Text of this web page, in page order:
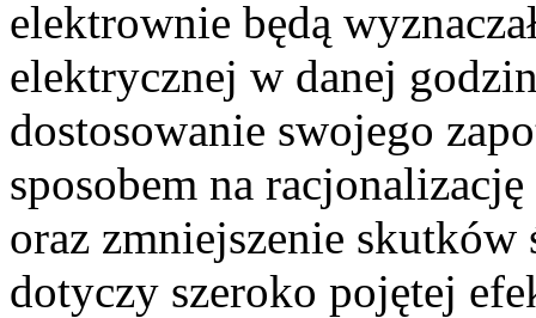
elektrownie będą
elektrycznej w danej
dostosowanie swojego
sposobem na
oraz zmniejszenie
dotyczy szeroko pojętej